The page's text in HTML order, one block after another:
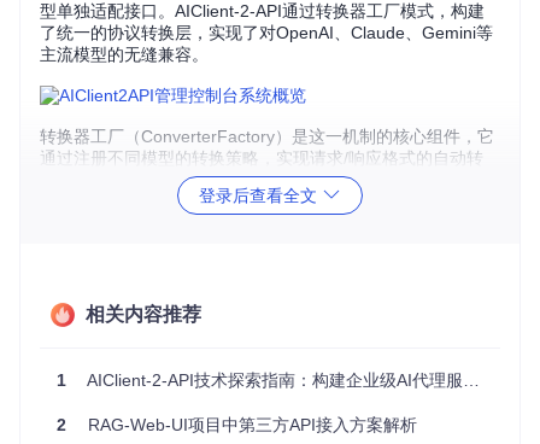
型单独适配接口。AIClient-2-API通过转换器工厂模式，构建
了统一的协议转换层，实现了对OpenAI、Claude、Gemini等
主流模型的无缝兼容。
转换器工厂（ConverterFactory）是这一机制的核心组件，它
通过注册不同模型的转换策略，实现请求/响应格式的自动转
细节。
账户池管理策略：提升服务可用性的关键设计
登录后查看全文
相关内容推荐
1 AIClient-2-API技术探索指南：构建企业级AI代理服务的实践路径
2 RAG-Web-UI项目中第三方API接入方案解析